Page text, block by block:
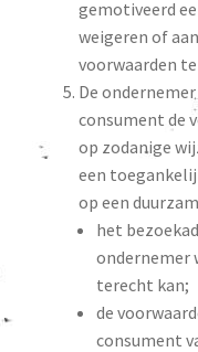
gemotiveerd
weigeren of
voorwaarden
De
consument de
op zodanige
een
op een
het
ondernemer
terecht kan;
de
consument